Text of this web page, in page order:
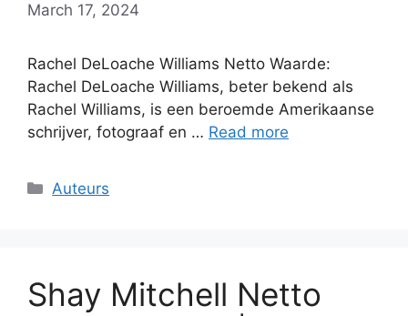
March 17, 2024
Rachel DeLoache Williams Netto Waarde:
Rachel DeLoache Williams, beter bekend als
Rachel Williams, is een beroemde Amerikaanse
schrijver, fotograaf en … Read more
Categories
Auteurs
Shay Mitchell Netto